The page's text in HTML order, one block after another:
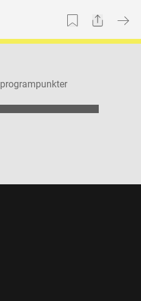
BookmarkShare
programpunkter